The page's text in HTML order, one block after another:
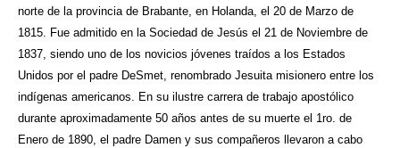
norte de la provincia de Brabante, en Holanda, el 20 de Marzo de
1815. Fue admitido en la Sociedad de Jesús el 21 de Noviembre de
1837, siendo uno de los novicios jóvenes traídos a los Estados
Unidos por el padre DeSmet, renombrado Jesuita misionero entre los
indígenas americanos. En su ilustre carrera de trabajo apostólico
durante aproximadamente 50 años antes de su muerte el 1ro. de
Enero de 1890, el padre Damen y sus compañeros llevaron a cabo